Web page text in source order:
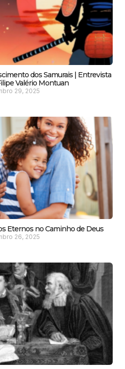
dos Samurais | Entrevista
Valério Montuan
29, 2025
Eternos no Caminho de Deus
26, 2025